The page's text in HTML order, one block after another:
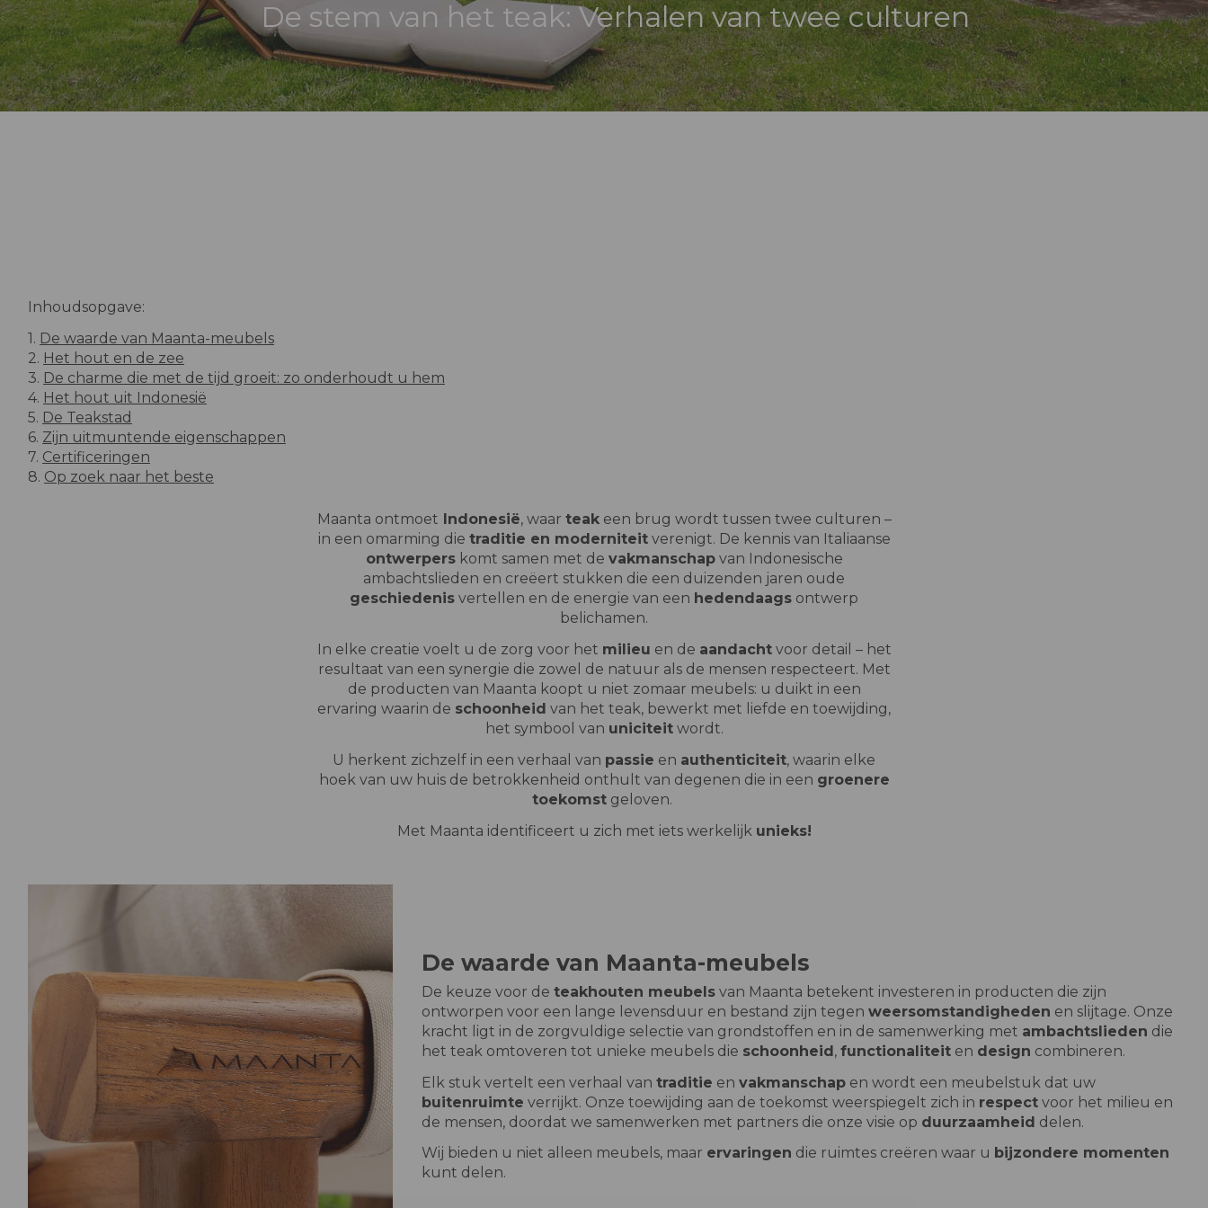
De stem van het teak: Verhalen van twee culturen
Inhoudsopgave:
1. De waarde van Maanta-meubels
2. Het hout en de zee
3. De charme die met de tijd groeit: zo onderhoudt u hem
4. Het hout uit Indonesië
5. De Teakstad
6. Zijn uitmuntende eigenschappen
7. Certificeringen
8. Op zoek naar het beste
Maanta ontmoet Indonesië, waar teakeen brug wordt tussen twee culturen –
in een omarming die traditie en moderniteitverenigt. De kennis van Italiaanse
ontwerperskomt samen met de vakmanschapvan Indonesische
ambachtslieden en creëert stukken die een duizenden jaren oude
geschiedenis vertellen en de energie van een hedendaags ontwerp
belichamen.
In elke creatie voelt u de zorg voor het milieu en de aandachtvoor detail – het
resultaat van een synergie die zowel de natuur als de mensen respecteert. Met
de producten van Maanta koopt u niet zomaar meubels: u duikt in een
ervaring waarin de schoonheid van het teak, bewerkt met liefde en toewijding,
het symbool van uniciteitwordt.
U herkent zichzelf in een verhaal van passie en authenticiteit, waarin elke
hoek van uw huis de betrokkenheid onthult van degenen die in een groenere
toekomst geloven.
Met Maanta identificeert u zich met iets werkelijk unieks!
De waarde van Maanta-meubels
De keuze voor de teakhouten meubelsvan Maanta betekent investeren in producten die zijn
ontworpen voor een lange levensduur en bestand zijn tegen weersomstandigheden en slijtage. Onze
kracht ligt in de zorgvuldige selectie van grondstoffen en in de samenwerking met ambachtslieden die
het teak omtoveren tot unieke meubels die schoonheid, functionaliteiten design combineren.
Elk stuk vertelt een verhaal van traditie en vakmanschapen wordt een meubelstuk dat uw
buitenruimte verrijkt. Onze toewijding aan de toekomst weerspiegelt zich in respectvoor het milieu en
de mensen, doordat we samenwerken met partners die onze visie op duurzaamheid delen.
Wij bieden u niet alleen meubels, maar ervaringen die ruimtes creëren waar u bijzondere momenten
kunt delen.